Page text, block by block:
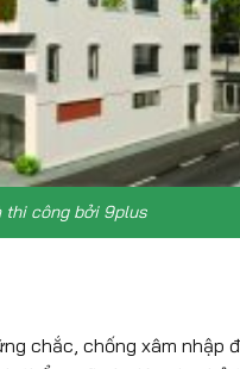
bởi 9plus
chắc, chống xâm nhập